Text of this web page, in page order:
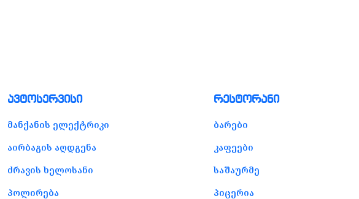
ავტოსერვისი
მანქანის ელექტრიკი
აირბაგის აღდგენა
ძრავის ხელოსანი
პოლირება
რესტორანი
ბარები
კაფეები
საშაურმე
პიცერია